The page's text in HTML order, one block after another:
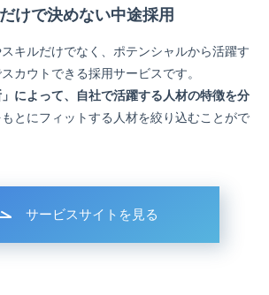
けで決めない中途採用
キルだけでなく、ポテンシャルから活躍す
カウトできる採用サービスです。
によって、自社で活躍する人材の特徴を分
とにフィットする人材を絞り込むことがで
サービスサイトを見る